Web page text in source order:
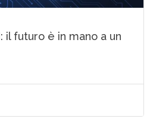
il futuro è in mano a un